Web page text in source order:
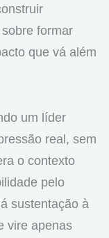
formar
que vá além
um líder
real, sem
o contexto
pelo
sustentação à
vire apenas